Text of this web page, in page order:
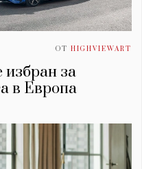
ОТ HIGHVIEWART
избран за
в Европа